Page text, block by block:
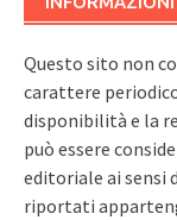
Questo sito non
carattere
disponibilità e la
può essere
editoriale ai sensi
riportati